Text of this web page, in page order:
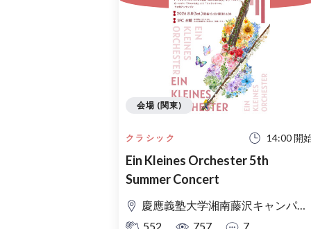
クラシック 14:00 開
Ein Kleines Orchester 5th
Summer Concert
慶應義塾大学湘南藤沢キャンパス Θ館
552
757 7
会場 (関東)